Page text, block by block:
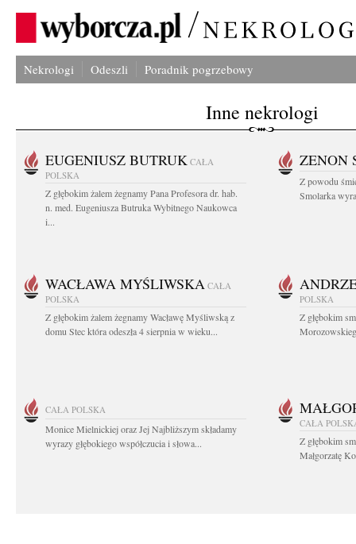
Nekrologi Odeszli Poradnik pogrzebowy
Inne nekrologi
EUGENIUSZ BUTRUK CAŁA
POLSKA
Z głębokim żalem żegnamy Pana Profesora dr. hab.
n. med. Eugeniusza Butruka Wybitnego Naukowca
i...
ZENON
Z powodu
Smolarka
WACŁAWA MYŚLIWSKA CAŁA
POLSKA
Z głębokim żalem żegnamy Wacławę Myśliwską z
domu Stec która odeszła 4 sierpnia w wieku...
POLSKA
Z głębokim
CAŁA POLSKA
Monice Mielnickiej oraz Jej Najbliższym składamy
wyrazy głębokiego współczucia i słowa...
CAŁA
Z głębokim
Małgorzatę